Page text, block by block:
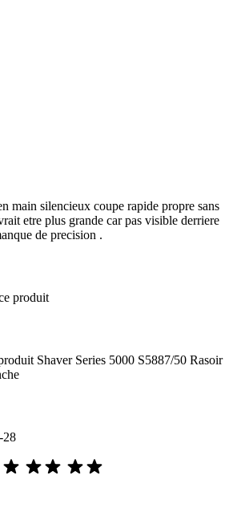
main silencieux coupe rapide propre sans
etre plus grande car pas visible derriere
de precision .
produit
Shaver Series 5000 S5887/50 Rasoir
28